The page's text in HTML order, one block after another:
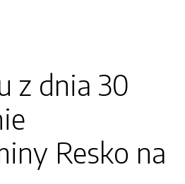
z dnia 30
Resko na